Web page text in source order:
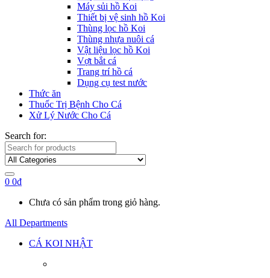
Máy sủi hồ Koi
Thiết bị vệ sinh hồ Koi
Thùng lọc hồ Koi
Thùng nhựa nuôi cá
Vật liệu lọc hồ Koi
Vợt bắt cá
Trang trí hồ cá
Dụng cụ test nước
Thức ăn
Thuốc Trị Bệnh Cho Cá
Xử Lý Nước Cho Cá
Search for:
0 0₫
Chưa có sản phẩm trong giỏ hàng.
All Departments
CÁ KOI NHẬT